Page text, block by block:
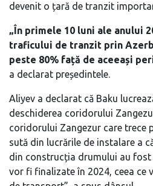
devenit o țară de tranzit
„În primele 10 luni ale anului
traficului de tranzit prin
peste 80% față de aceeași
a declarat președintele.
Aliyev a declarat că Baku
deschiderea coridorului
coridorului Zangezur care trece
sută din lucrările de instalare a
din construcția drumului au
vor fi finalizate în 2024, ceea ce